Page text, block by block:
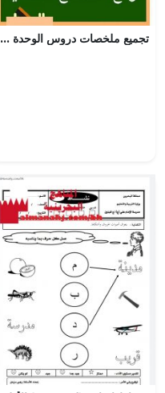
تجميع ملخصات دروس الوحدة الرابعة (علوم) الثامن